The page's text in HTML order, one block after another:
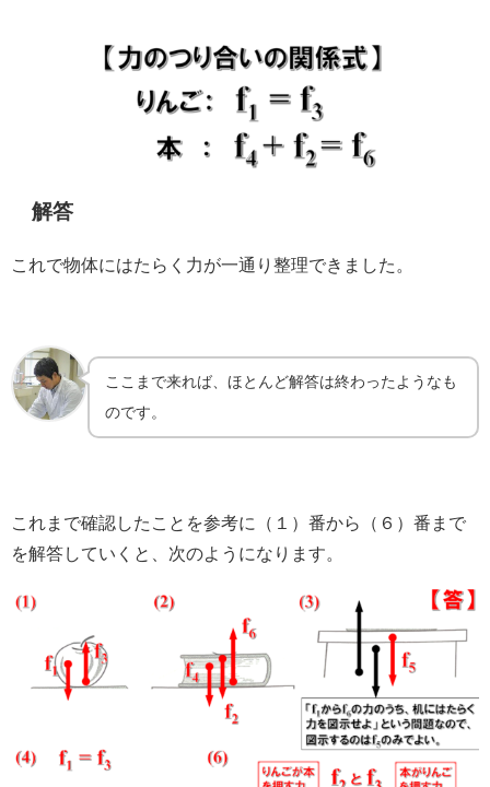
解答
これで物体にはたらく力が一通り整理できました。
ここまで来れば、ほとんど解答は終わったようなも
のです。
これまで確認したことを参考に（１）番から（６）番まで
を解答していくと、次のようになります。